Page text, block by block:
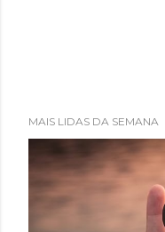
MAIS LIDAS DA SEMANA